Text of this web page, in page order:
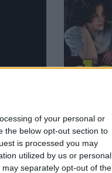
of your personal or
the below opt-out section to
is processed you may
utilized by us or personal
separately opt-out of the